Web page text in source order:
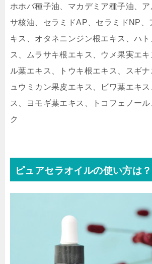
ホホバ種子油、マカデミア種子油、ア
サ核油、セラミドAP、セラミドNP、
キス、オタネニンジン根エキス、ハ
ス、ムラサキ根エキス、ウメ果実エ
ル葉エキス、トウキ根エキス、スギ
ュウミカン果皮エキス、ビワ葉エキ
ス、ヨモギ葉エキス、トコフェノー
ク
ピュアセラオイルの使い方は？